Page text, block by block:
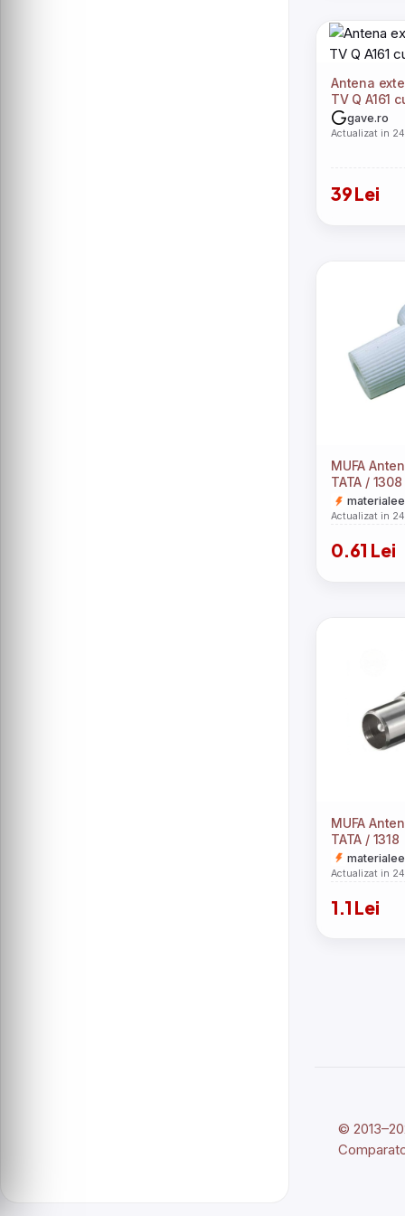
Antena
TV Q A161
magnetica
gave.ro
Actualizat in
39 Lei
MUFA
TATA / 1308
Actualizat in
0.61 Lei
MUFA
TATA / 1318
Actualizat in
1.1 Lei
©